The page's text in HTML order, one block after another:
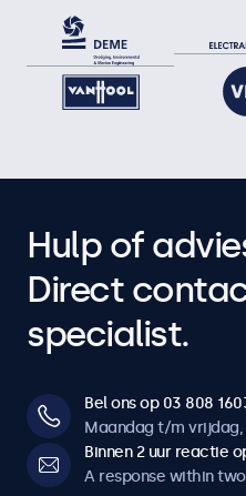
Hulp of
Direct
specialist.
Bel ons op 03 808
Maandag t/m vrijdag,
Binnen 2 uur reactie
A response within